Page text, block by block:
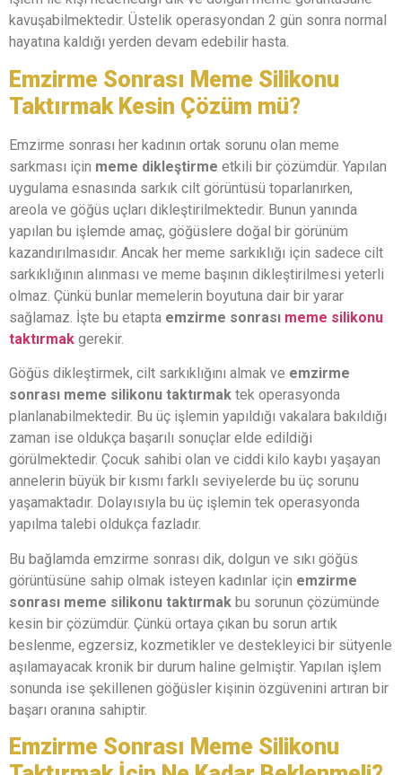
kavuşabilmektedir. Üstelik operasyondan 2 gün sonra normal
hayatına kaldığı yerden devam edebilir hasta.
Emzirme Sonrası Meme Silikonu
Taktırmak Kesin Çözüm mü?
Emzirme sonrası her kadının ortak sorunu olan meme
sarkması için meme dikleştirme etkili bir çözümdür. Yapılan
uygulama esnasında sarkık cilt görüntüsü toparlanırken,
areola ve göğüs uçları dikleştirilmektedir. Bunun yanında
yapılan bu işlemde amaç, göğüslere doğal bir görünüm
kazandırılmasıdır. Ancak her meme sarkıklığı için sadece cilt
sarkıklığının alınması ve meme başının dikleştirilmesi yeterli
olmaz. Çünkü bunlar memelerin boyutuna dair bir yarar
sağlamaz. İşte bu etapta emzirme sonrası meme silikonu
taktırmak gerekir.
Göğüs dikleştirmek, cilt sarkıklığını almak ve emzirme
sonrası meme silikonu taktırmak tek operasyonda
planlanabilmektedir. Bu üç işlemin yapıldığı vakalara bakıldığı
zaman ise oldukça başarılı sonuçlar elde edildiği
görülmektedir. Çocuk sahibi olan ve ciddi kilo kaybı yaşayan
annelerin büyük bir kısmı farklı seviyelerde bu üç sorunu
yaşamaktadır. Dolayısıyla bu üç işlemin tek operasyonda
yapılma talebi oldukça fazladır.
Bu bağlamda emzirme sonrası dik, dolgun ve sıkı göğüs
görüntüsüne sahip olmak isteyen kadınlar için emzirme
sonrası meme silikonu taktırmak bu sorunun çözümünde
kesin bir çözümdür. Çünkü ortaya çıkan bu sorun artık
beslenme, egzersiz, kozmetikler ve destekleyici bir sütyenle
aşılamayacak kronik bir durum haline gelmiştir. Yapılan işlem
sonunda ise şekillenen göğüsler kişinin özgüvenini artıran bir
başarı oranına sahiptir.
Emzirme Sonrası Meme Silikonu